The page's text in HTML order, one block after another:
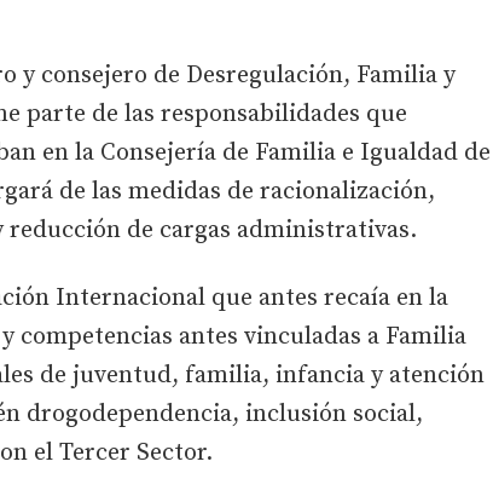
y consejero de Desregulación, Familia y
parte de las responsabilidades que
en la Consejería de Familia e Igualdad de
de las medidas de racionalización,
de cargas administrativas.
Internacional que antes recaía en la
competencias antes vinculadas a Familia
de juventud, familia, infancia y atención
drogodependencia, inclusión social,
el Tercer Sector.